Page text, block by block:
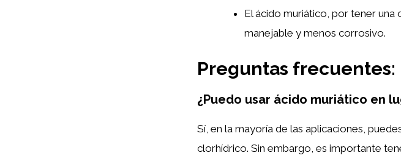
El ácido muriático, por tener una
manejable y menos corrosivo.
Preguntas frecuentes:
¿Puedo usar ácido muriático en
Sí, en la mayoría de las aplicaciones,
clorhídrico. Sin embargo, es importante